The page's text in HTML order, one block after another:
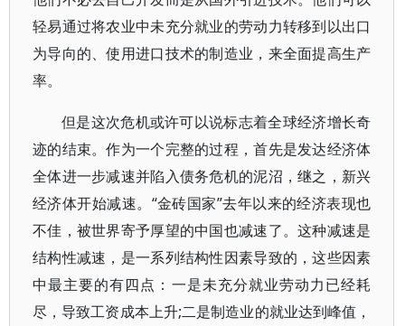
轻易通过将农业中未充分就业的劳动力转移到以出口
为导向的、使用进口技术的制造业，来全面提高生产
率。
但是这次危机或许可以说标志着全球经济增长奇
迹的结束。作为一个完整的过程，首先是发达经济体
全体进一步减速并陷入债务危机的泥沼，继之，新兴
经济体开始减速。“金砖国家”去年以来的经济表现也
不佳，被世界寄予厚望的中国也减速了。这种减速是
结构性减速，是一系列结构性因素导致的，这些因素
中最主要的有四点：一是未充分就业劳动力已经耗
尽，导致工资成本上升;二是制造业的就业达到峰值，